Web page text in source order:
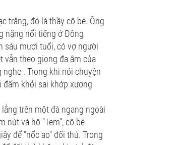
trắng, đó là thầy cô bé. Ông
nặng nổi tiếng ở Đông
sáu mươi tuổi, có vợ người
vẫn theo giọng đa âm của
. Trong khi nói chuyện
đấm khỏi sai khớp xương
trên một đà ngang ngoài
nút và hô "Tem", cô bé
để "nổc ao" đối thủ. Trong